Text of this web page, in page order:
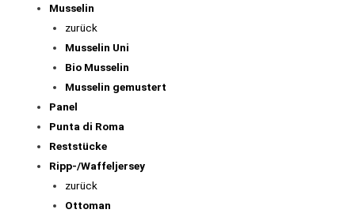
Musselin
zurück
Musselin Uni
Bio Musselin
Musselin gemustert
Panel
Punta di Roma
Reststücke
Ripp-/Waffeljersey
zurück
Ottoman